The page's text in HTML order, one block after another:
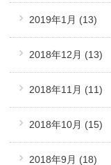
2019年1月 (13)
2018年12月 (13)
2018年11月 (11)
2018年10月 (15)
2018年9月 (18)